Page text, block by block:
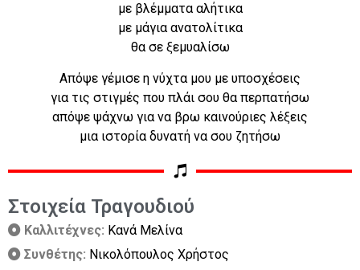
με βλέμματα αλήτικα
με μάγια ανατολίτικα
θα σε ξεμυαλίσω
Απόψε γέμισε η νύχτα μου με υποσχέσεις
για τις στιγμές που πλάι σου θα περπατήσω
απόψε ψάχνω για να βρω καινούριες λέξεις
μια ιστορία δυνατή να σου ζητήσω
Στοιχεία Τραγουδιού
Καλλιτέχνες: Κανά Μελίνα
Συνθέτης: Νικολόπουλος Χρήστος